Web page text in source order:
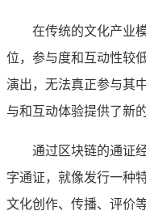
在传统的文化产业
位，参与度和互动性较
演出，无法真正参与其
与和互动体验提供了新
通过区块链的通证
字通证，就像发行一种
文化创作、传播、评价